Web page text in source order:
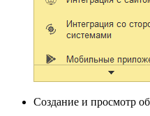
Создание и просмотр